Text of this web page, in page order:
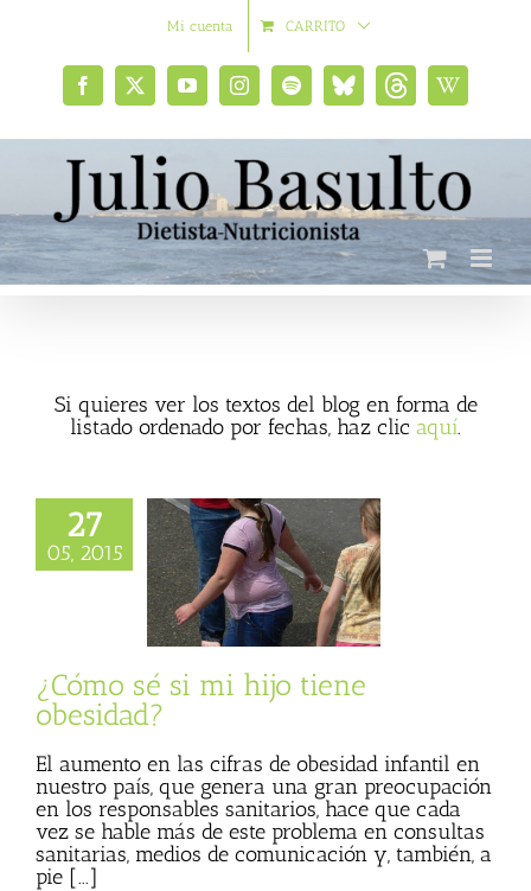
Mi cuenta CARRITO
Facebook
X YouTubeInstagramSpotifyBluesky
social
ThreadsWikipedia
Si quieres ver los textos del blog en forma de
listado ordenado por fechas, haz clic aquí.
27
05, 2015
si mi hijo tiene
¿Cómo sé si mi hijo tiene
obesidad?
El aumento en las cifras de obesidad infantil en
nuestro país, que genera una gran preocupación
en los responsables sanitarios, hace que cada
vez se hable más de este problema en consultas
sanitarias, medios de comunicación y, también, a
pie [...]